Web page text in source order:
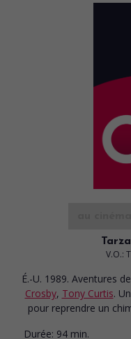
V.O.:
É.-U. 1989. Aventures de
Crosby, Tony Curtis.
pour reprendre un
Durée: 94 min.